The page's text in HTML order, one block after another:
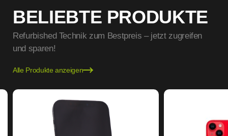
BELIEBTE PRODUKTE
Refurbished Technik zum Bestpreis – jetzt zugreifen
und sparen!
Alle Produkte anzeigen